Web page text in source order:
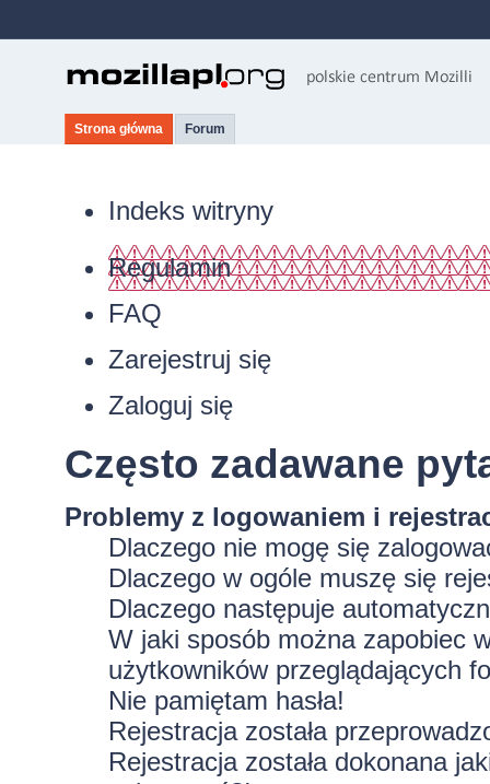
Strona główna Forum
Indeks witryny
Regulamin
FAQ
Zarejestruj się
Zaloguj się
Często zadawane
Problemy z logowaniem i
Dlaczego nie mogę się
Dlaczego w ogóle muszę się
Dlaczego następuje
W jaki sposób można zapobiec
użytkowników przeglądających
Nie pamiętam hasła!
Rejestracja została
Rejestracja została dokonana